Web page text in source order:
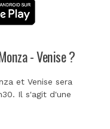
- Venise ?
et Venise sera
Il s'agit d'une